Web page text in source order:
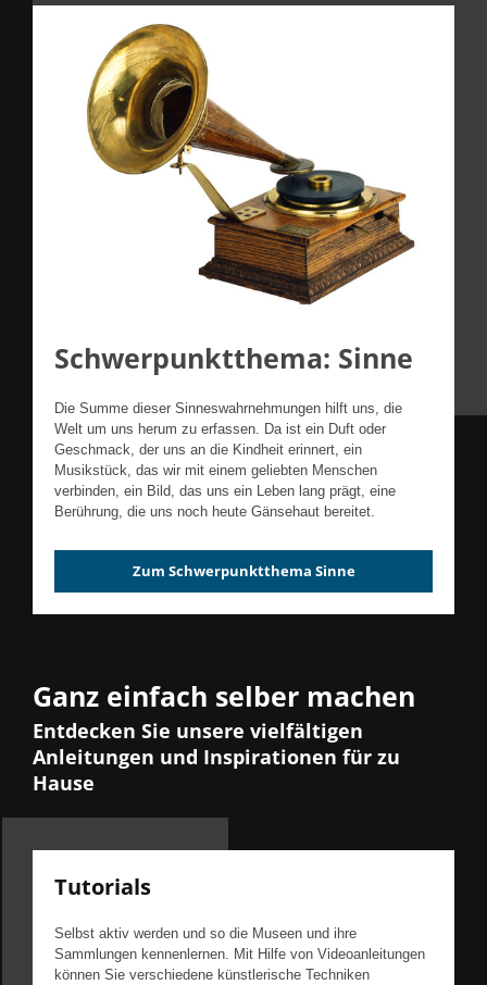
Schwerpunktthema: Sinne
Die Summe dieser Sinneswahrnehmungen hilft uns, die
Welt um uns herum zu erfassen. Da ist ein Duft oder
Geschmack, der uns an die Kindheit erinnert, ein
Musikstück, das wir mit einem geliebten Menschen
verbinden, ein Bild, das uns ein Leben lang prägt, eine
Berührung, die uns noch heute Gänsehaut bereitet.
Zum Schwerpunktthema Sinne
Ganz einfach selber machen
Entdecken Sie unsere vielfältigen
Anleitungen und Inspirationen für zu
Hause
Tutorials
Selbst aktiv werden und so die Museen und ihre
Sammlungen kennenlernen. Mit Hilfe von Videoanleitungen
können Sie verschiedene künstlerische Techniken